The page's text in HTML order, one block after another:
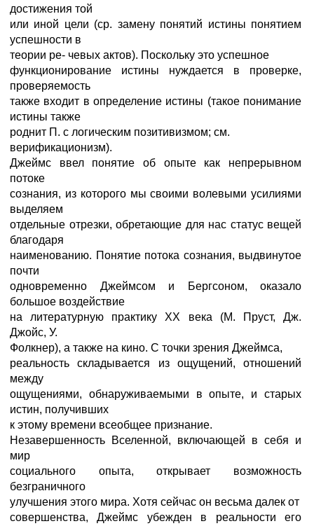
достижения той
или иной цели (ср. замену понятий истины понятием
успешности в
теории ре- чевых актов). Поскольку это успешное
функционирование истины нуждается в проверке,
проверяемость
также входит в определение истины (такое понимание
истины также
роднит П. с логическим позитивизмом; см.
верификационизм).
Джеймс ввел понятие об опыте как непрерывном
потоке
сознания, из которого мы своими волевыми усилиями
выделяем
отдельные отрезки, обретающие для нас статус вещей
благодаря
наименованию. Понятие потока сознания, выдвинутое
почти
одновременно Джеймсом и Бергсоном, оказало
большое воздействие
на литературную практику ХХ века (М. Пруст, Дж.
Джойс, У.
Фолкнер), а также на кино. С точки зрения Джеймса,
реальность складывается из ощущений, отношений
между
ощущениями, обнаруживаемыми в опыте, и старых
истин, получивших
к этому времени всеобщее признание.
Незавершенность Вселенной, включающей в себя и
мир
социального опыта, открывает возможность
безграничного
улучшения этого мира. Хотя сейчас он весьма далек от
совершенства, Джеймс убежден в реальности его